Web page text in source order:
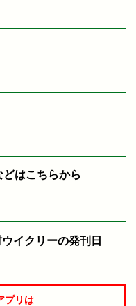
はこちらから
イクリーの発刊日
プリは